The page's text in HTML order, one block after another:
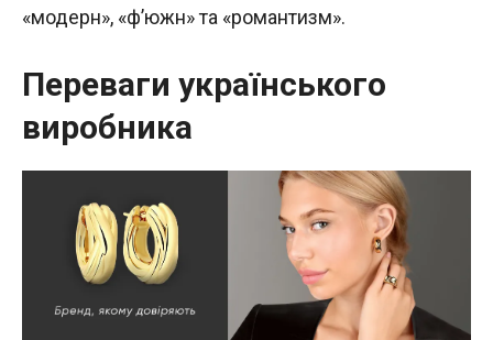
«модерн», «ф’южн» та «романтизм».
Переваги українського
виробника